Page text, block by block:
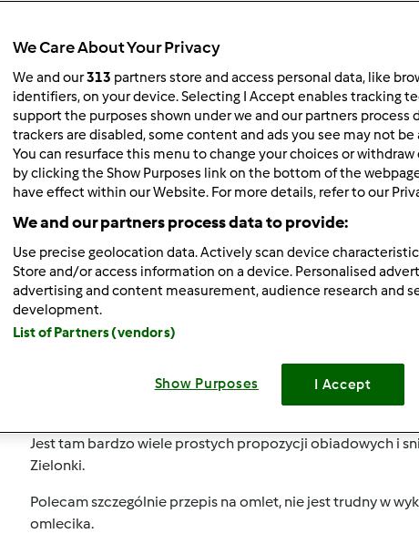
Najnowsze wyniki
pon., 01/11/2021 - 13:55
Bardzo rzadko korzystam z książek kucharskich, raczej
Daję tutaj przepis na smaczną zapiekankę jaki odkryłam
Każdego pomidorka przekroiłam na pół, rozłożyłam na
naczyniu żaroodpornym. Dorzuciłam pokrojone jajka
cebulkę.Calość zalałam śmietaną wymieszaną z
Bardzo wiele dobrych przepisów znajdziecie tutaj
https://netto.pl/mistrzowskie-przepisy-mateusza-zielonki/
Jest tam bardzo wiele prostych propozycji obiadowych i
Zielonki.
Polecam szczególnie przepis na omlet, nie jest trudny w
omlecika.
We Care About Your Privacy
We and our313 partners store and access personal data, like
identifiers, on your device. Selecting I Accept enables tracking
support the purposes shown under we and our partners process
trackers are disabled, some content and ads you see may not
You can resurface this menu to change your choices or
by clicking the Show Purposes link on the bottom of the
have effect within our Website. For more details, refer to our
We and our partners process data to provide:
Use precise geolocation data. Actively scan device
Store and/or access information on a device. Personalised
advertising and content measurement, audience research and
development.
List of Partners (vendors)
Show Purposes I Accept